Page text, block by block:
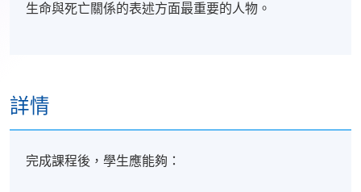
生命與死亡關係的表述方面最重要的人物。
詳情
完成課程後，學生應能夠：